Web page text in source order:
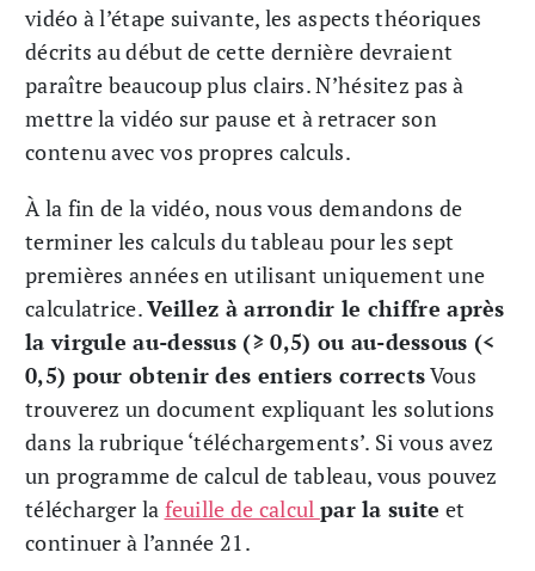
vidéo à l’étape suivante, les aspects théoriques
décrits au début de cette dernière devraient
paraître beaucoup plus clairs. N’hésitez pas à
mettre la vidéo sur pause et à retracer son
contenu avec vos propres calculs.
À la fin de la vidéo, nous vous demandons de
terminer les calculs du tableau pour les sept
premières années en utilisant uniquement une
calculatrice.Veillez à arrondir le chiffre après
la virgule au-dessus (≥ 0,5) ou au-dessous (<
0,5) pour obtenir des entiers correctsVous
trouverez un document expliquant les solutions
dans la rubrique ‘téléchargements’. Si vous avez
un programme de calcul de tableau, vous pouvez
télécharger la feuille de calcul par la suite et
continuer à l’année 21.